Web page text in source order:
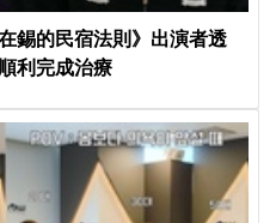
錫的民宿法則》出演者透
利完成治療